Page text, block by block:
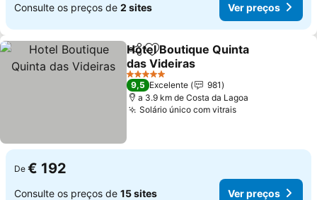
Consulte os preços de 2 sites Ver preços
PartilharAdicionar aos favoritos
Hotel Boutique Quinta
das Videiras
5 Estrelas
9,5 Excelente
981
a 3.9 km de Costa da Lagoa
Solário único com vitrais
De € 192
Consulte os preços de 15 sites Ver preços